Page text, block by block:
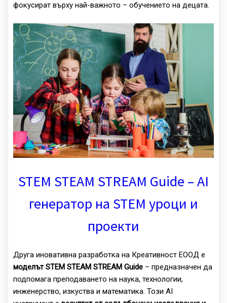
фокусират върху най-важното – обучението на децата.
STEM STEAM STREAM Guide – AI
генератор на STEM уроци и
проекти
Друга иновативна разработка на Креативност ЕООД е
моделът STEM STEAM STREAM Guide – предназначен да
подпомага преподаването на наука, технологии,
инженерство, изкуства и математика. Този AI